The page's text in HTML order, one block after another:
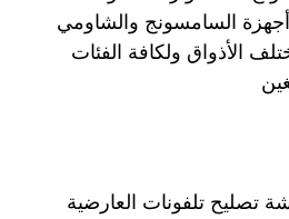
السامسونج والشاومي
الأذواق ولكافة الفئات
تصليح تلفونات العارضية